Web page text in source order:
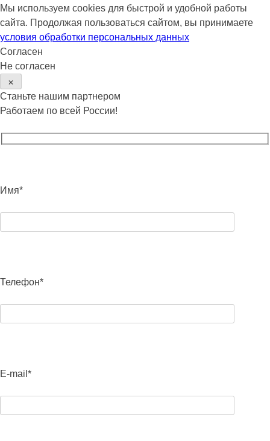
Мы используем cookies для быстрой и удобной работы
сайта. Продолжая пользоваться сайтом, вы принимаете
условия обработки персональных данных
Согласен
Не согласен
✕
Станьте нашим партнером
Работаем по всей России!
Имя*
Телефон*
E-mail*